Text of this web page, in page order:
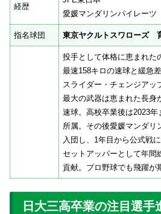
経歴
愛媛マンダリンパイレーツ
指名球団 東京ヤクルトスワローズ
投手として体格に恵まれた
最速158キロの速球と緩急
スライダー・チェンジアッ
最大の武器は恵まれた長身
速球。高校卒業後は2023年
所属。その後愛媛マンダリ
入団し、1年目から公式戦
セットアッパーとして年間
貢献。プロ野球でも飛躍が
日大三高卒業の注目選手